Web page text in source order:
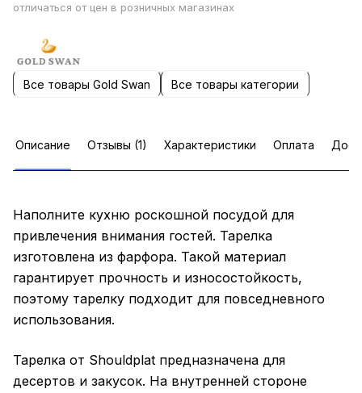
отличаться от цен в розничных магазинах
Все товары Gold Swan Все товары категории
Описание Отзывы (1) Характеристики Оплата
Наполните кухню роскошной посудой для
привлечения внимания гостей. Тарелка
изготовлена из фарфора. Такой материал
гарантирует прочность и износостойкость,
поэтому тарелку подходит для повседневного
использования.
Тарелка от Shouldplat предназначена для
десертов и закусок. На внутренней стороне